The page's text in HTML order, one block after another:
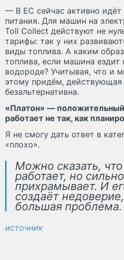
— В ЕС сейчас активно идёт
питания. Для машин на
Toll Collect действуют не
тарифы: так у них
виды топлива. А каким
топлива, если машина ездит
водороде? Учитывая, что и
этому придём, действующая
безальтернативна.
«Платон» —
работает не так, как
Я не смогу дать ответ в
«плохо».
Можно сказать,
работает, но сильно
прихрамывает. И
создаёт
большая проблема.
источник